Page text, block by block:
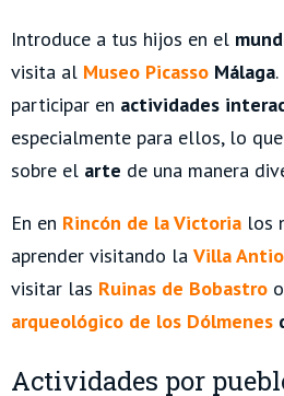
Introduce a tus hijos en el
visita al Museo Picasso Málaga
participar en actividades
especialmente para ellos, lo
sobre el arte de una manera
En en Rincón de la Victoria los
aprender visitando la Villa
visitar las Ruinas de Bobastro
arqueológico de los Dólmenes
Actividades por